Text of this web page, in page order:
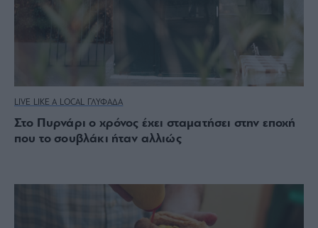
LIVE LIKE A LOCAL ΓΛΥΦΑΔΑ
Στο Πυρνάρι ο χρόνος έχει σταματήσει στην εποχή
που το σουβλάκι ήταν αλλιώς